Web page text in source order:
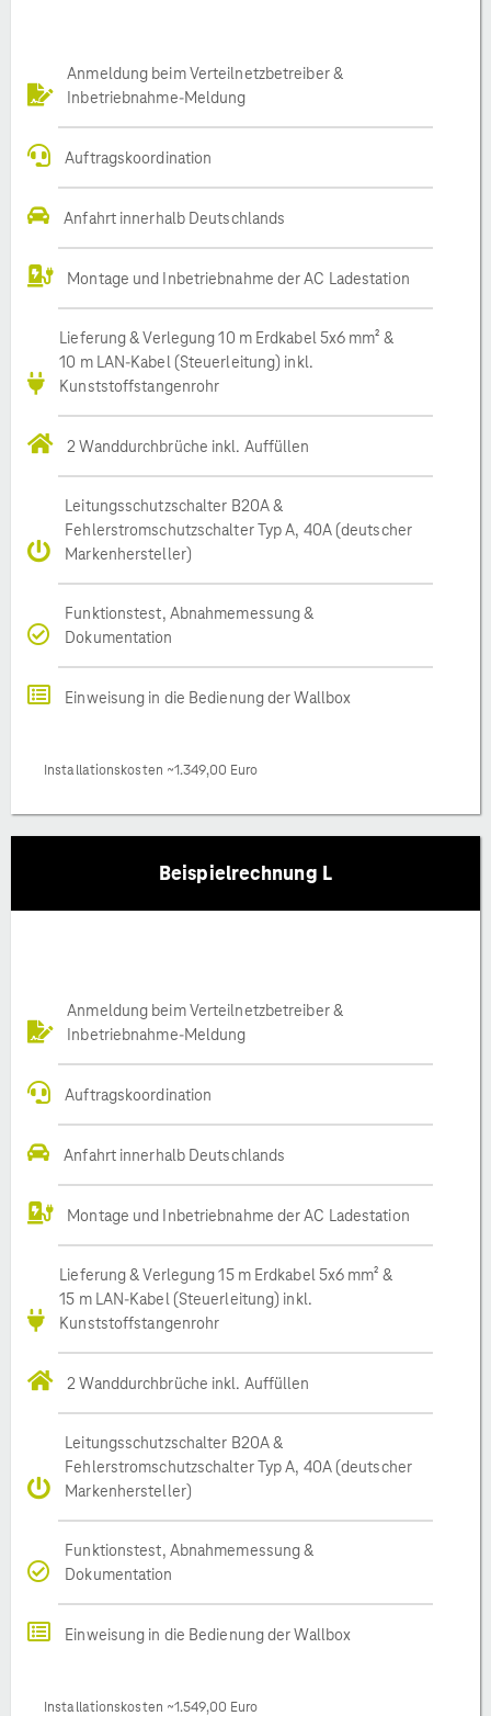
Anmeldung beim Verteilnetzbetreiber &
Inbetriebnahme-Meldung
Auftragskoordination
Anfahrt innerhalb Deutschlands
Montage und Inbetriebnahme der AC Ladestation
Lieferung & Verlegung 10 m Erdkabel 5x6 mm² &
10 m LAN-Kabel (Steuerleitung) inkl.
Kunststoffstangenrohr
2 Wanddurchbrüche inkl. Auffüllen
Leitungsschutzschalter B20A &
Fehlerstromschutzschalter Typ A, 40A (deutscher
Markenhersteller)
Funktionstest, Abnahmemessung &
Dokumentation
Einweisung in die Bedienung der Wallbox
Installationskosten ~1.349,00 Euro
Beispielrechnung L
Anmeldung beim Verteilnetzbetreiber &
Inbetriebnahme-Meldung
Auftragskoordination
Anfahrt innerhalb Deutschlands
Montage und Inbetriebnahme der AC Ladestation
Lieferung & Verlegung 15 m Erdkabel 5x6 mm² &
15 m LAN-Kabel (Steuerleitung) inkl.
Kunststoffstangenrohr
2 Wanddurchbrüche inkl. Auffüllen
Leitungsschutzschalter B20A &
Fehlerstromschutzschalter Typ A, 40A (deutscher
Markenhersteller)
Funktionstest, Abnahmemessung &
Dokumentation
Einweisung in die Bedienung der Wallbox
Installationskosten ~1.549,00 Euro